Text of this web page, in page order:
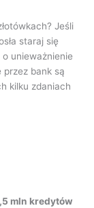
Jeśli
staraj się
o unieważnienie
bank są
kilku zdaniach
mln kredytów